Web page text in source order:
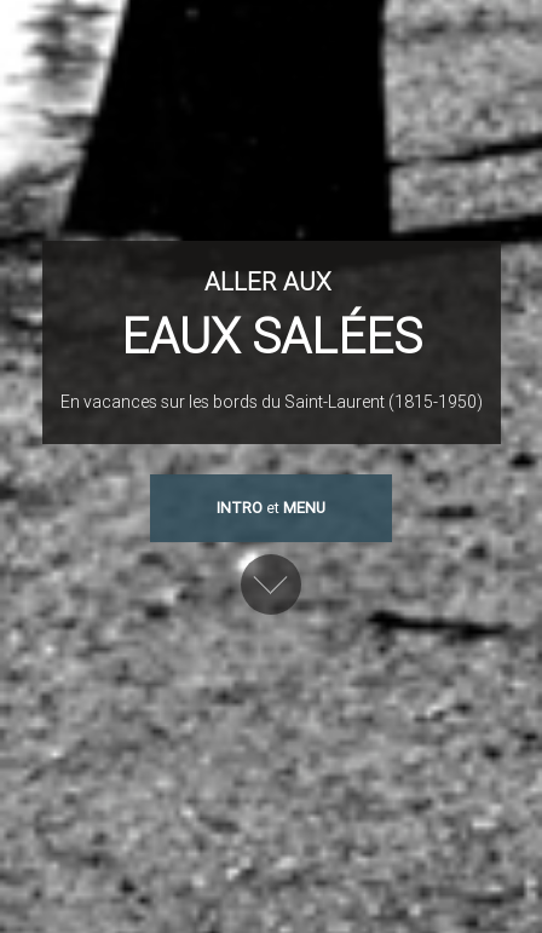
ALLER AUX
EAUX SALÉES
En vacances sur les bords du Saint-Laurent (1815-1950)
INTRO etMENU